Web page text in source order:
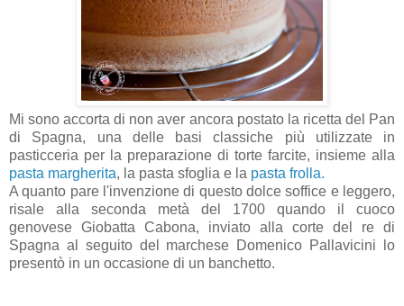
Mi sono accorta di non aver ancora postato la ricetta del Pan
di Spagna, una delle basi classiche più utilizzate in
pasticceria per la preparazione di torte farcite, insieme alla
pasta margherita, la pasta sfoglia e la pasta frolla.
A quanto pare l'invenzione di questo dolce soffice e leggero,
risale alla seconda metà del 1700 quando il cuoco
genovese Giobatta Cabona, inviato alla corte del re di
Spagna al seguito del marchese Domenico Pallavicini lo
presentò in un occasione di un banchetto.